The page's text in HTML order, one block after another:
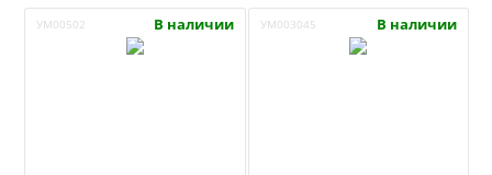
УМ00502 В наличии УМ003045 В наличии